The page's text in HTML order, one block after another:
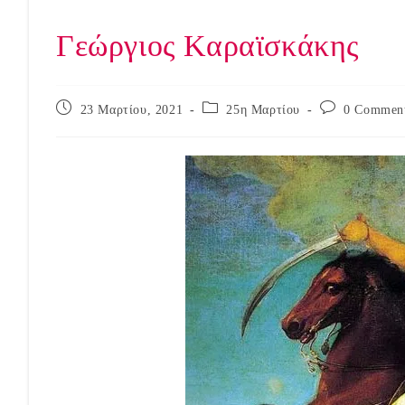
Γεώργιος Καραϊσκάκης
Post
23 Μαρτίου, 2021
Post 25η Μαρτίου
Post 0